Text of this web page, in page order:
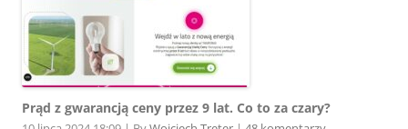
Prąd z gwarancją ceny przez 9 lat. Co to za czary?